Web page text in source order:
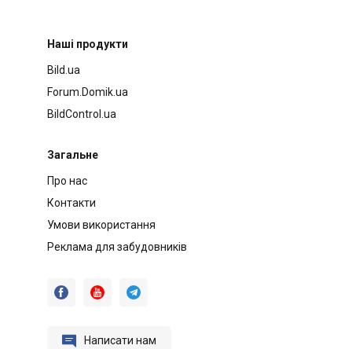
Наші продукти
Bild.ua
Forum.Domik.ua
BildControl.ua
Загальне
Про нас
Контакти
Умови використання
Реклама для забудовників
  
 Написати нам